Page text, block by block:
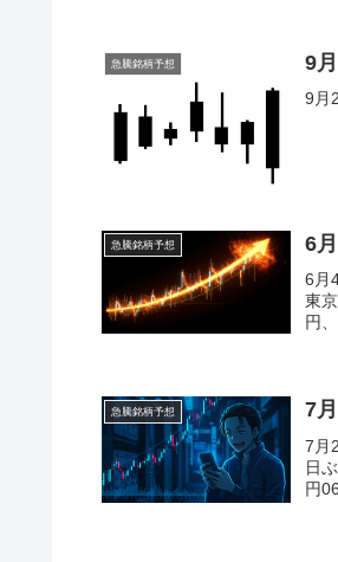
急騰銘柄予想 9
9月
急騰銘柄予想 6
6月
東
円
急騰銘柄予想 7
7月
日
円